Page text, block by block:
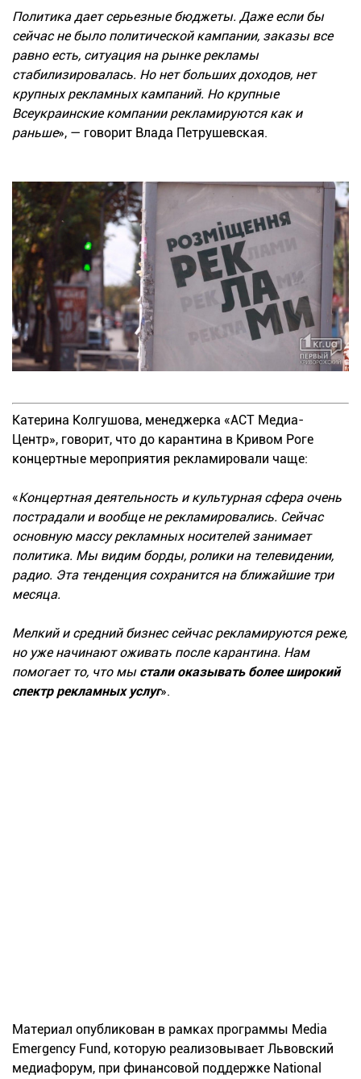
Политика дает серьезные бюджеты. Даже если бы
сейчас не было политической кампании, заказы все
равно есть, ситуация на рынке рекламы
стабилизировалась. Но нет больших доходов, нет
крупных рекламных кампаний. Но крупные
Всеукраинские компании рекламируются как и
раньше», — говорит Влада Петрушевская.
Катерина Колгушова, менеджерка «АСТ Медиа-
Центр», говорит, что до карантина в Кривом Роге
концертные мероприятия рекламировали чаще:
«Концертная деятельность и культурная сфера очень
пострадали и вообще не рекламировались. Сейчас
основную массу рекламных носителей занимает
политика. Мы видим борды, ролики на телевидении,
радио. Эта тенденция сохранится на ближайшие три
месяца.
Мелкий и средний бизнес сейчас рекламируются реже,
но уже начинают оживать после карантина. Нам
помогает то, что мы стали оказывать более широкий
спектр рекламных услуг».
Материал опубликован в рамках программы Media
Emergency Fund, которую реализовывает Львовский
медиафорум, при финансовой поддержке National